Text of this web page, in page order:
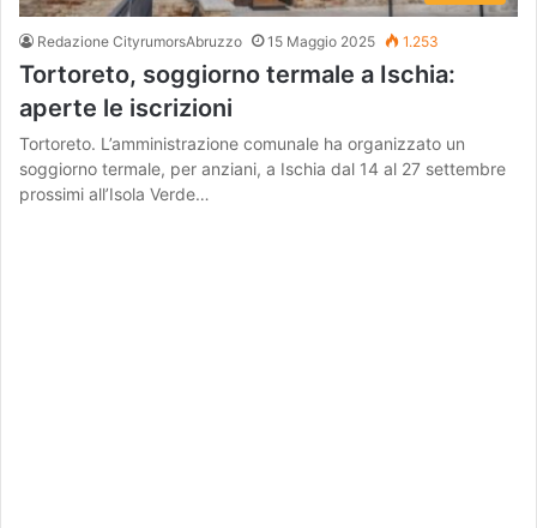
Redazione CityrumorsAbruzzo 15 Maggio 2025 1.253
Tortoreto, soggiorno termale a Ischia:
aperte le iscrizioni
Tortoreto. L’amministrazione comunale ha organizzato un
soggiorno termale, per anziani, a Ischia dal 14 al 27 settembre
prossimi all’Isola Verde…